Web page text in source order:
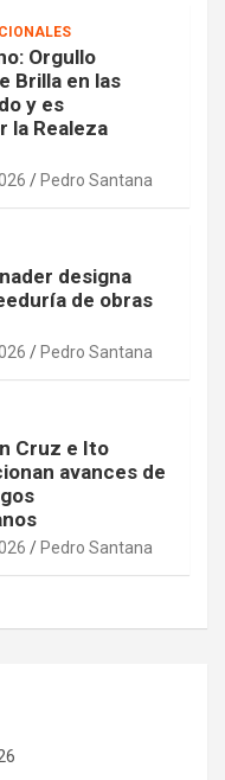
Orgullo
Brilla en las
y es
la Realeza
Pedro Santana
designa
de obras
Pedro Santana
Cruz e Ito
avances de
Pedro Santana